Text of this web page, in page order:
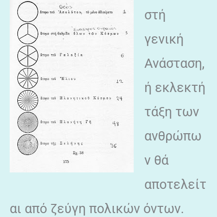
στή
γενική
Ανάσταση,
ή εκλεκτή
τάξη των
ανθρώπω
ν θά
αποτελείτ
αι από ζεύγη πολικών όντων.